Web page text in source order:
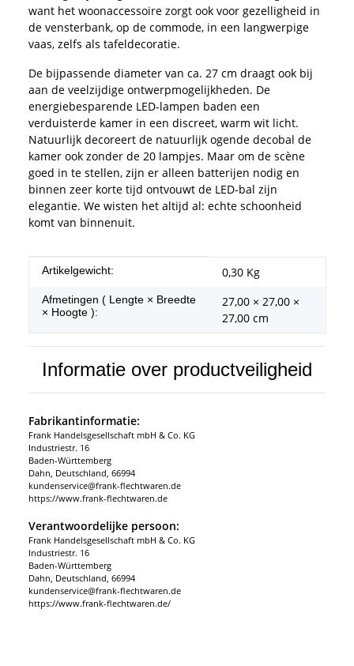
want het woonaccessoire zorgt ook voor gezelligheid in
de vensterbank, op de commode, in een langwerpige
vaas, zelfs als tafeldecoratie.
De bijpassende diameter van ca. 27 cm draagt ook bij
aan de veelzijdige ontwerpmogelijkheden. De
energiebesparende LED-lampen baden een
verduisterde kamer in een discreet, warm wit licht.
Natuurlijk decoreert de natuurlijk ogende decobal de
kamer ook zonder de 20 lampjes. Maar om de scène
goed in te stellen, zijn er alleen batterijen nodig en
binnen zeer korte tijd ontvouwt de LED-bal zijn
elegantie. We wisten het altijd al: echte schoonheid
komt van binnenuit.
#productDetails.itemInformation#
#productDetails.itemValue#
Artikelgewicht: 0,30 Kg
Afmetingen ( Lengte × Breedte
× Hoogte ):
27,00 × 27,00 ×
27,00 cm
Informatie over productveiligheid
Fabrikantinformatie:
Frank Handelsgesellschaft mbH & Co. KG
Industriestr. 16
Baden-Württemberg
Dahn, Deutschland, 66994
kundenservice@frank-flechtwaren.de
https://www.frank-flechtwaren.de
Verantwoordelijke persoon:
Frank Handelsgesellschaft mbH & Co. KG
Industriestr. 16
Baden-Württemberg
Dahn, Deutschland, 66994
kundenservice@frank-flechtwaren.de
https://www.frank-flechtwaren.de/